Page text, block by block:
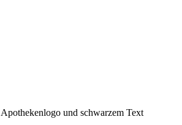
und schwarzem Text